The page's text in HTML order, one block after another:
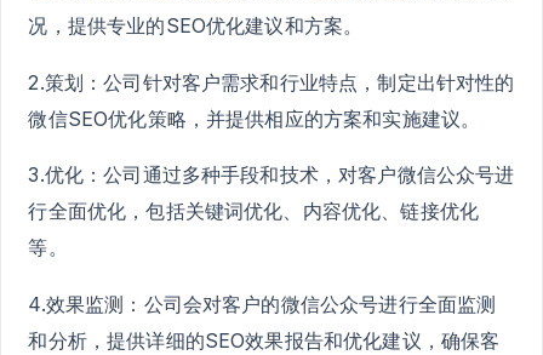
况，提供专业的SEO优化建议和方案。
2.策划：公司针对客户需求和行业特点，制定出针对性的
微信SEO优化策略，并提供相应的方案和实施建议。
3.优化：公司通过多种手段和技术，对客户微信公众号进
行全面优化，包括关键词优化、内容优化、链接优化
等。
4.效果监测：公司会对客户的微信公众号进行全面监测
和分析，提供详细的SEO效果报告和优化建议，确保客